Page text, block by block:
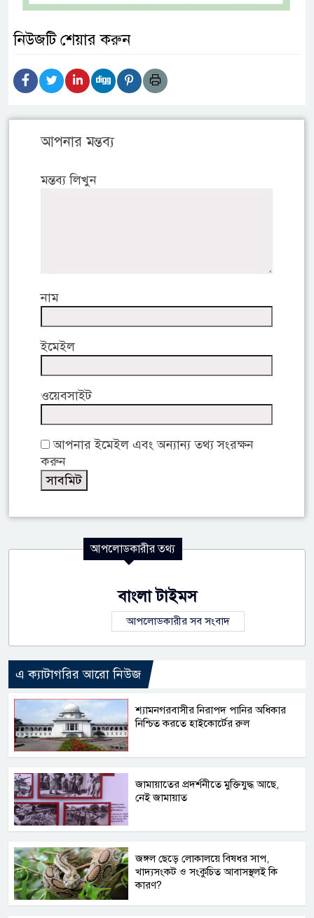
নিউজটি শেয়ার করুন
আপনার মন্তব্য
মন্তব্য লিখুন
নাম
ইমেইল
ওয়েবসাইট
আপনার ইমেইল এবং অন্যান্য তথ্য সংরক্ষন
করুন
আপলোডকারীর তথ্য
বাংলা টাইমস
আপলোডকারীর সব সংবাদ
এ ক্যাটাগরির আরো নিউজ
শ্যামনগরবাসীর নিরাপদ পানির অধিকার
নিশ্চিত করতে হাইকোর্টের রুল
জামায়াতের প্রদর্শনীতে মুক্তিযুদ্ধ আছে,
নেই জামায়াত
জঙ্গল ছেড়ে লোকালয়ে বিষধর সাপ,
খাদ্যসংকট ও সংকুচিত আবাসস্থলই কি
কারণ?